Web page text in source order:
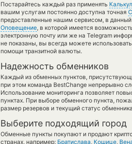
Постарайтесь каждый раз применять
вашим услугам постоянно доступна точная
предоставленные нашим сервисом, в
Оповещение, в которой имеется
электронную почту или же на Telegram
не показаны, вы всегда можете использовать
помощи транзитной валюты.
Надежность обменников
Каждый из обменных пунктов,
при этом команда BestChange непрерывно
Использование мониторинга позволяет
пунктах. При выборе обменного пункта,
размер резервов и текущий статус
Выберите подходящий город
Обменные пункты покупают и продают
странах, например: Братислава, Кошице,